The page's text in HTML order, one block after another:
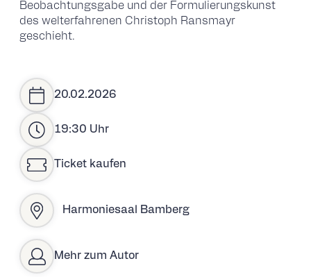
Beobachtungsgabe und der Formulierungskunst
des welterfahrenen Christoph Ransmayr
geschieht.
20.02.2026
19:30 Uhr
Ticket kaufen
Harmoniesaal Bamberg
Mehr zum Autor